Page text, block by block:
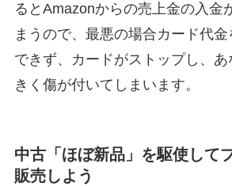
るとAmazonからの売上金の入金
まうので、最悪の場合カード代
できず、カードがストップし、
きく傷が付いてしまいます。
中古「ほぼ新品」を駆使して
販売しよう